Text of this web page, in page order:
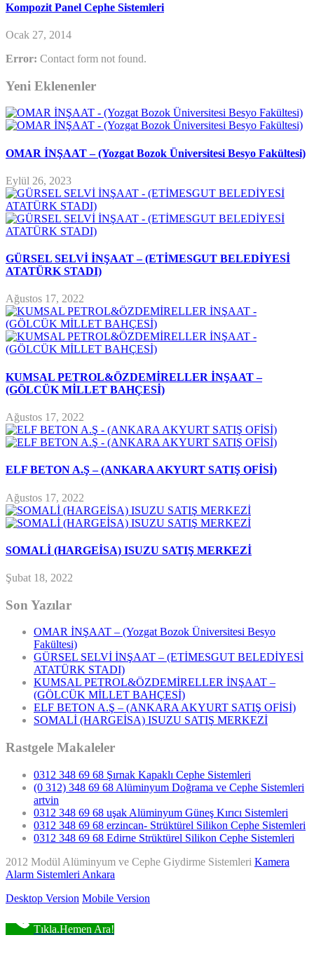
Kompozit Panel Cephe Sistemleri
Ocak 27, 2014
Error: Contact form not found.
Yeni Eklenenler
OMAR İNŞAAT – (Yozgat Bozok Üniversitesi Besyo Fakültesi)
Eylül 26, 2023
GÜRSEL SELVİ İNŞAAT – (ETİMESGUT BELEDİYESİ
ATATÜRK STADI)
Ağustos 17, 2022
KUMSAL PETROL&ÖZDEMİRELLER İNŞAAT –
(GÖLCÜK MİLLET BAHÇESİ)
Ağustos 17, 2022
ELF BETON A.Ş – (ANKARA AKYURT SATIŞ OFİSİ)
Ağustos 17, 2022
SOMALİ (HARGEİSA) ISUZU SATIŞ MERKEZİ
Şubat 18, 2022
Son Yazılar
OMAR İNŞAAT – (Yozgat Bozok Üniversitesi Besyo
Fakültesi)
GÜRSEL SELVİ İNŞAAT – (ETİMESGUT BELEDİYESİ
ATATÜRK STADI)
KUMSAL PETROL&ÖZDEMİRELLER İNŞAAT –
(GÖLCÜK MİLLET BAHÇESİ)
ELF BETON A.Ş – (ANKARA AKYURT SATIŞ OFİSİ)
SOMALİ (HARGEİSA) ISUZU SATIŞ MERKEZİ
Rastgele Makaleler
0312 348 69 68 Şırnak Kapaklı Cephe Sistemleri
(0 312) 348 69 68 Alüminyum Doğrama ve Cephe Sistemleri
artvin
0312 348 69 68 uşak Alüminyum Güneş Kırıcı Sistemleri
0312 348 69 68 erzincan- Strüktürel Silikon Cephe Sistemleri
0312 348 69 68 Edirne Strüktürel Silikon Cephe Sistemleri
2012 Modül Alüminyum ve Cephe Giydirme Sistemleri Kamera
Alarm Sistemleri Ankara
Desktop Version Mobile Version
Tıkla.Hemen Ara!